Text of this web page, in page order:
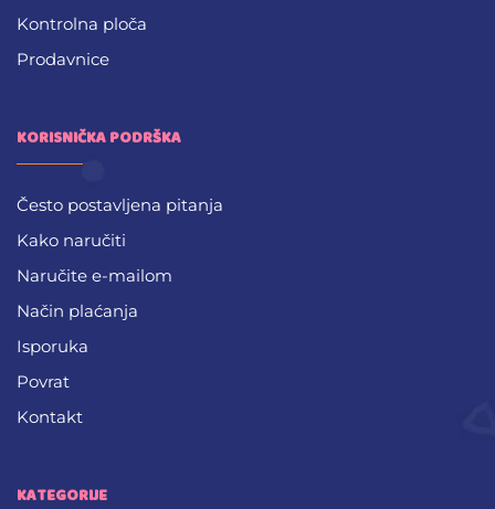
Kontrolna ploča
Prodavnice
KORISNIČKA PODRŠKA
Često postavljena pitanja
Kako naručiti
Naručite e-mailom
Način plaćanja
Isporuka
Povrat
Kontakt
KATEGORIJE